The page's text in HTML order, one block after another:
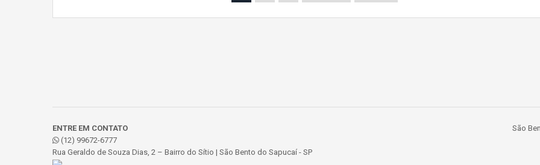
ENTRE EM CONTATO
(12) 99672-6777
Rua Geraldo de Souza Dias, 2 – Bairro do Sítio | São Bento do Sapucaí - SP
São